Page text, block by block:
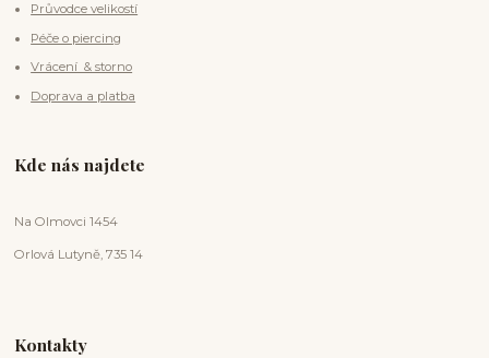
Průvodce velikostí
Péče o piercing
Vrácení & storno
Doprava a platba
Kde nás najdete
Na Olmovci 1454
Orlová Lutyně, 735 14
Kontakty